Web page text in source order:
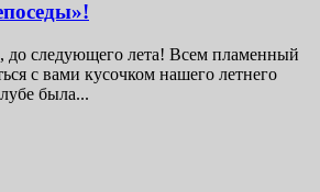
следующего лета! Всем пламенный
с вами кусочком нашего летнего
была...